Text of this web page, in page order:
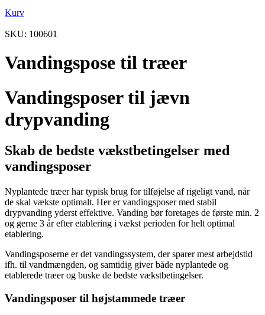
Kurv
SKU: 100601
Vandingspose til træer
Vandingsposer til jævn
drypvanding
Skab de bedste vækstbetingelser med
vandingsposer
Nyplantede træer har typisk brug for tilføjelse af rigeligt vand, når
de skal vækste optimalt. Her er vandingsposer med stabil
drypvanding yderst effektive. Vanding bør foretages de første min. 2
og gerne 3 år efter etablering i vækst perioden for helt optimal
etablering.
Vandingsposerne er det vandingssystem, der sparer mest arbejdstid
ifh. til vandmængden, og samtidig giver både nyplantede og
etablerede træer og buske de bedste vækstbetingelser.
Vandingsposer til højstammede træer